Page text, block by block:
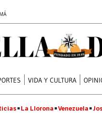
VIDA Y CULTURA
La Llorona Venezuela